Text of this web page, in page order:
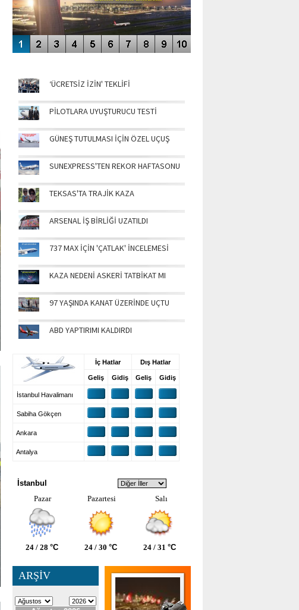
‘ÜCRETSİZ İZİN' TEKLİFİ
PİLOTLARA UYUŞTURUCU TESTİ
GÜNEŞ TUTULMASI İÇİN ÖZEL UÇUŞ
SUNEXPRESS'TEN REKOR HAFTASONU
TEKSAS'TA TRAJİK KAZA
ARSENAL İŞ BİRLİĞİ UZATILDI
737 MAX İÇİN 'ÇATLAK' İNCELEMESİ
KAZA NEDENİ ASKERİ TATBİKAT MI
97 YAŞINDA KANAT ÜZERİNDE UÇTU
ABD YAPTIRIMI KALDIRDI
İç Hatlar Dış Hatlar
Geliş Gidiş Geliş Gidiş
İstanbul Havalimanı
Sabiha Gökçen
Ankara
Antalya
İstanbul
Pazar
Pazartesi Salı
24 / 28 °C 24 / 30 °C 24 / 31 °C
ARŞİV